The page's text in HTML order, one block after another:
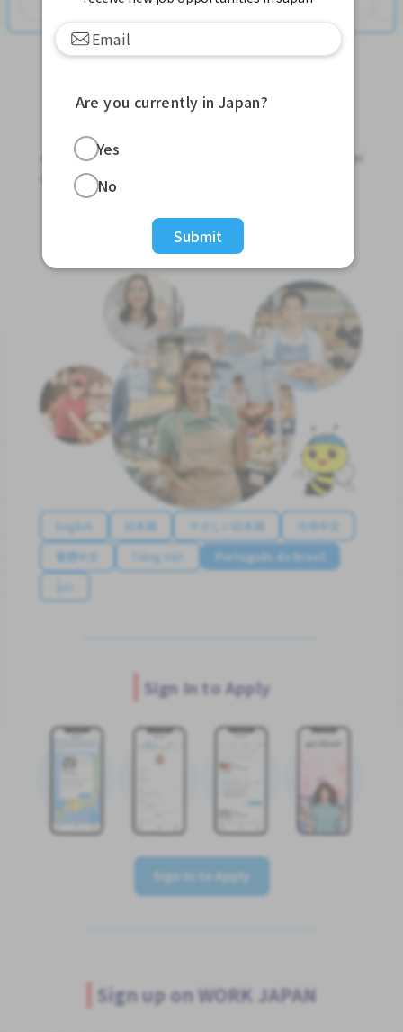
Apply for Part-Time Jobs, Full-Time Jobs and Tokutei
Ginou Jobs!
Get Started
English 日本語 やさしい日本語
简体中文
繁體中文
Tiếng Việt
Português do Brasil
န်မာ
Sign In to Apply
Sign In to Apply
Sign up on WORK JAPAN
Are you currently in Japan?
Yes
No
Submit